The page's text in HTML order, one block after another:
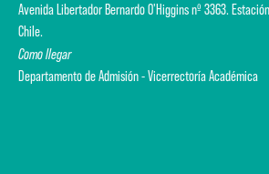
Avenida Libertador Bernardo O'Higgins nº 3363.
Chile.
Como llegar
Departamento de Admisión - Vicerrectoría Académica